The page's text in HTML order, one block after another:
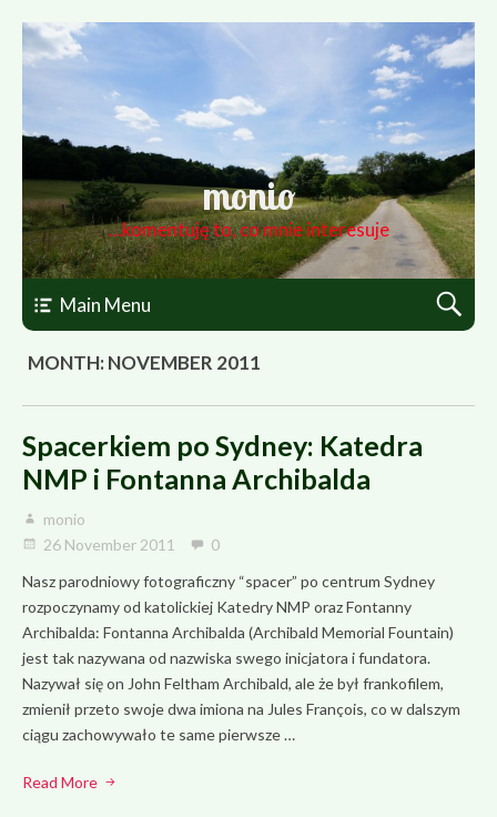
monio
…komentuję to, co mnie interesuje
Main Menu
MONTH: NOVEMBER 2011
Spacerkiem po Sydney: Katedra
NMP i Fontanna Archibalda
monio
26 November 2011
0
Nasz parodniowy fotograficzny “spacer” po centrum Sydney
rozpoczynamy od katolickiej Katedry NMP oraz Fontanny
Archibalda: Fontanna Archibalda (Archibald Memorial Fountain)
jest tak nazywana od nazwiska swego inicjatora i fundatora.
Nazywał się on John Feltham Archibald, ale że był frankofilem,
zmienił przeto swoje dwa imiona na Jules François, co w dalszym
ciągu zachowywało te same pierwsze …
Read More